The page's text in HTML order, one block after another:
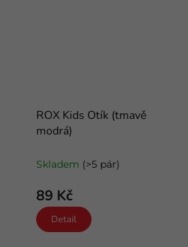
ROX Kids Otík (tmavě
modrá)
Skladem (>5 pár)
89 Kč
Detail